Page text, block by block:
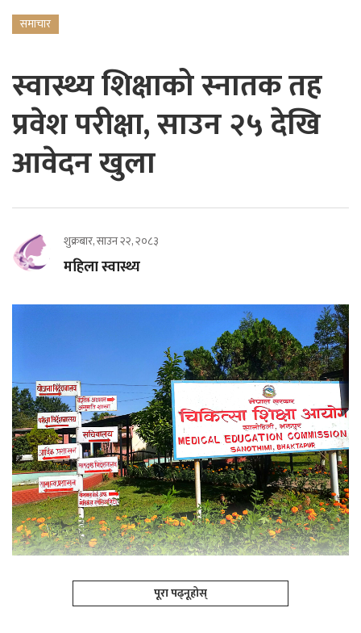
समाचार
स्वास्थ्य शिक्षाको स्नातक तह
प्रवेश परीक्षा, साउन २५ देखि
आवेदन खुला
शुक्रबार, साउन २२, २०८३
महिला स्वास्थ्य
पूरा पढ्नूहोस्